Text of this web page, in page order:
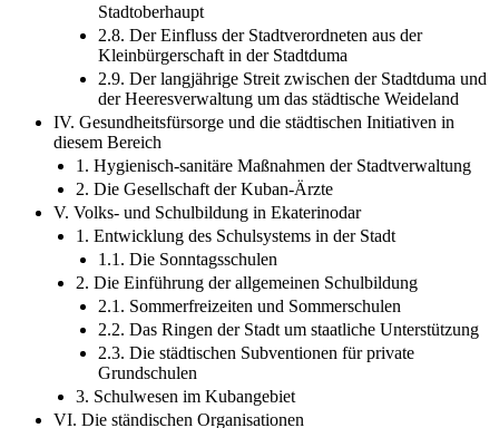
2.7. Der Konflikt zwischen der Stadtduma und dem
Stadtoberhaupt
2.8. Der Einfluss der Stadtverordneten aus der
Kleinbürgerschaft in der Stadtduma
2.9. Der langjährige Streit zwischen der Stadtduma und
der Heeresverwaltung um das städtische Weideland
IV. Gesundheitsfürsorge und die städtischen Initiativen in
diesem Bereich
1. Hygienisch-sanitäre Maßnahmen der Stadtverwaltung
2. Die Gesellschaft der Kuban-Ärzte
V. Volks- und Schulbildung in Ekaterinodar
1. Entwicklung des Schulsystems in der Stadt
1.1. Die Sonntagsschulen
2. Die Einführung der allgemeinen Schulbildung
2.1. Sommerfreizeiten und Sommerschulen
2.2. Das Ringen der Stadt um staatliche Unterstützung
2.3. Die städtischen Subventionen für private
Grundschulen
3. Schulwesen im Kubangebiet